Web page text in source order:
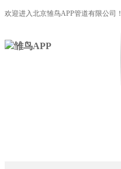
欢迎进入北京雏鸟APP管道有限公司！